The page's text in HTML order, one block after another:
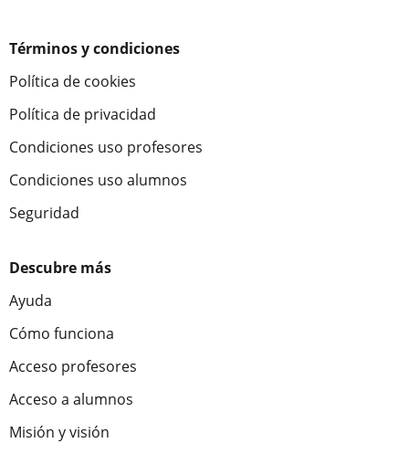
Términos y condiciones
Política de cookies
Política de privacidad
Condiciones uso profesores
Condiciones uso alumnos
Seguridad
Descubre más
Ayuda
Cómo funciona
Acceso profesores
Acceso a alumnos
Misión y visión